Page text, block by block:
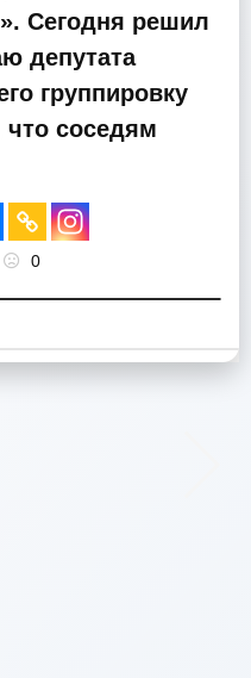
Сегодня решил
депутата
группировку
соседям
0